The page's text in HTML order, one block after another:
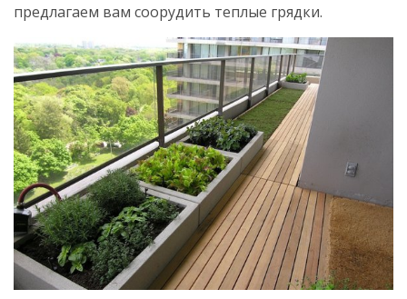
предлагаем вам соорудить теплые грядки.